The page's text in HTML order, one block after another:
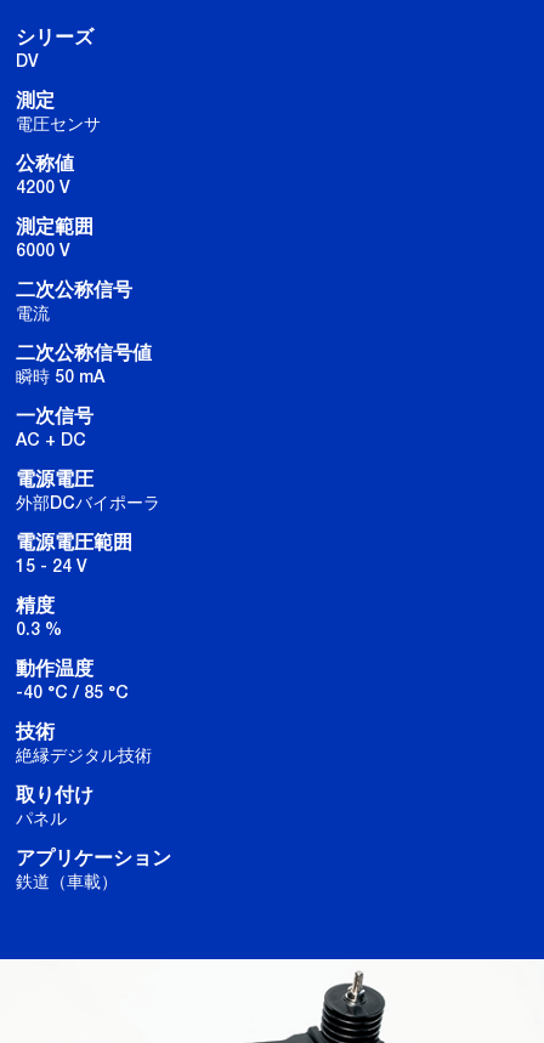
シリーズ
DV
測定
電圧センサ
公称値
4200 V
測定範囲
6000 V
二次公称信号
電流
二次公称信号値
瞬時 50 mA
一次信号
AC + DC
電源電圧
外部DCバイポーラ
電源電圧範囲
15 - 24 V
精度
0.3 %
動作温度
-40 °C / 85 °C
技術
絶縁デジタル技術
取り付け
パネル
アプリケーション
鉄道（車載）